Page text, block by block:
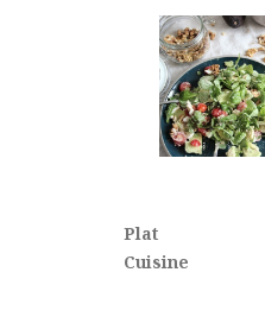
Plat
Cuisine